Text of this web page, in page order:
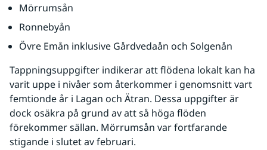
Mörrumsån
Ronnebyån
Övre Emån inklusive Gårdvedaån och Solgenån
Tappningsuppgifter indikerar att flödena lokalt kan ha
varit uppe i nivåer som återkommer i genomsnitt vart
femtionde år i Lagan och Ätran. Dessa uppgifter är
dock osäkra på grund av att så höga flöden
förekommer sällan. Mörrumsån var fortfarande
stigande i slutet av februari.